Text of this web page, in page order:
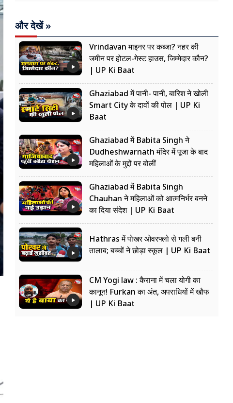
और देखें »
Vrindavan माइनर पर कब्जा? नहर की
जमीन पर होटल-गेस्ट हाउस, जिम्मेदार कौन?
| UP Ki Baat
Ghaziabad में पानी- पानी, बारिश ने खोली
Smart City के दावों की पोल | UP Ki
Baat
Ghaziabad में Babita Singh ने
Dudheshwarnath मंदिर में पूजा के बाद
महिलाओं के मुद्दों पर बोलीं
Ghaziabad में Babita Singh
Chauhan ने महिलाओं को आत्मनिर्भर बनने
का दिया संदेश | UP Ki Baat
Hathras में पोखर ओवरफ्लो से गली बनी
तालाब; बच्चों ने छोड़ा स्कूल | UP Ki Baat
CM Yogi law : कैराना में चला योगी का
कानून! Furkan का अंत, अपराधियों में खौफ
| UP Ki Baat